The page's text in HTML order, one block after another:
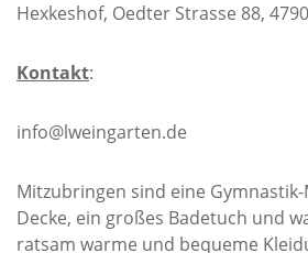
Hexkeshof, Oedter Strasse 88,
Kontakt:
info@lweingarten.de
Mitzubringen sind eine
Decke, ein großes Badetuch und
ratsam warme und bequeme